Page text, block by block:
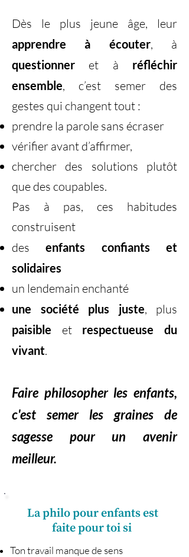
Dès le plus jeune âge, leur
apprendre à écouter, à
questionner et à réfléchir
ensemble, c’est semer des
gestes qui changent tout :
prendre la parole sans écraser
vérifier avant d’affirmer,
chercher des solutions plutôt
que des coupables.
Pas à pas, ces habitudes
construisent
desenfants confiants et
solidaires
un lendemain enchanté
une société plus juste, plus
paisible et respectueuse du
vivant.
Faire philosopher les enfants,
c'est semer les graines de
sagesse pour un avenir
meilleur.
La philo pour enfants est
faite pour toi si
Ton travail manque de sens